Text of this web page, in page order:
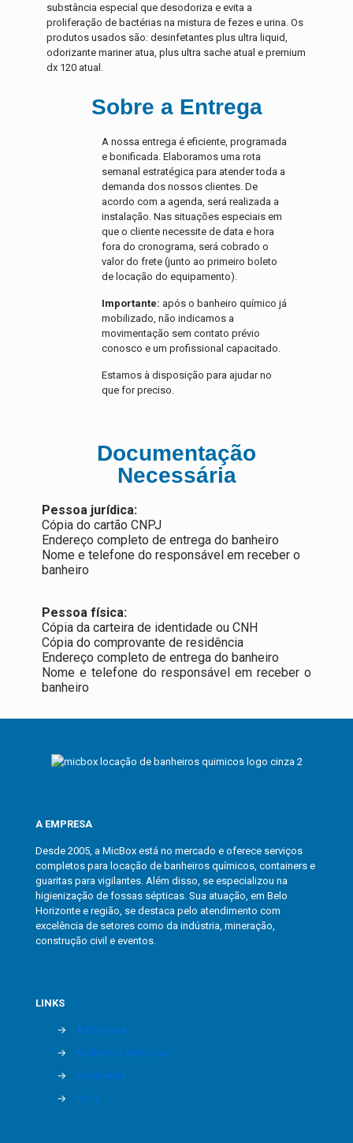
substância especial que desodoriza e evita a
proliferação de bactérias na mistura de fezes e urina. Os
produtos usados são: desinfetantes plus ultra liquid,
odorizante mariner atua, plus ultra sache atual e premium
dx 120 atual.
Sobre a Entrega
A nossa entrega é eficiente, programada
e bonificada. Elaboramos uma rota
semanal estratégica para atender toda a
demanda dos nossos clientes. De
acordo com a agenda, será realizada a
instalação. Nas situações especiais em
que o cliente necessite de data e hora
fora do cronograma, será cobrado o
valor do frete (junto ao primeiro boleto
de locação do equipamento).
Importante: após o banheiro químico já
mobilizado, não indicamos a
movimentação sem contato prévio
conosco e um profissional capacitado.
Estamos à disposição para ajudar no
que for preciso.
Documentação
Necessária
Pessoa jurídica:
Cópia do cartão CNPJ
Endereço completo de entrega do banheiro
Nome e telefone do responsável em receber o
banheiro
Pessoa física:
Cópia da carteira de identidade ou CNH
Cópia do comprovante de residência
Endereço completo de entrega do banheiro
Nome e telefone do responsável em receber o
banheiro
A EMPRESA
Desde 2005, a MicBox está no mercado e oferece serviços
completos para locação de banheiros químicos, containers e
guaritas para vigilantes. Além disso, se especializou na
higienização de fossas sépticas. Sua atuação, em Belo
Horizonte e região, se destaca pelo atendimento com
excelência de setores como da indústria, mineração,
construção civil e eventos.
LINKS
→
A Empresa
→
Banheiros Químicos
→
Orçamento
→
Início